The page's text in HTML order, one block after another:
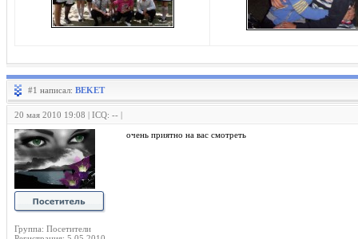
#1 написал: BEKET
20 мая 2010 19:08 | ICQ: -- |
Группа: Посетители
очень приятно на вас смотреть